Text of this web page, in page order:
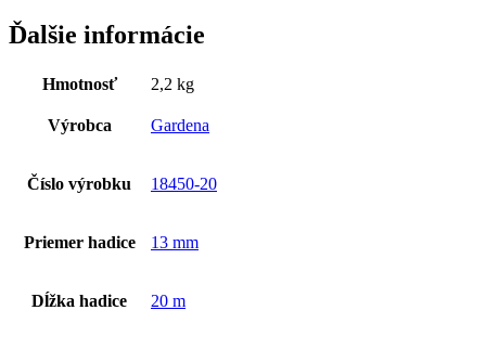
Ďalšie informácie
Hmotnosť 2,2 kg
Výrobca Gardena
Číslo výrobku 18450-20
Priemer hadice 13 mm
Dĺžka hadice 20 m